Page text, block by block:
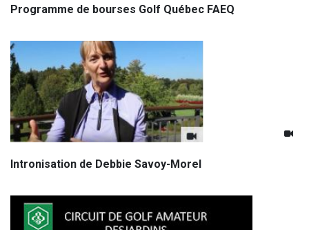
Programme de bourses Golf Québec FAEQ
Intronisation de Debbie Savoy-Morel